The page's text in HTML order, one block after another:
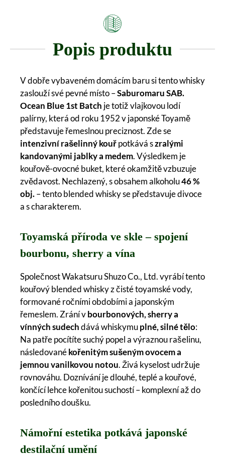
Popis produktu
V dobře vybaveném domácím baru si tento whisky
zaslouží své pevné místo –Saburomaru SAB.
Ocean Blue 1st Batch je totiž vlajkovou lodí
palírny, která od roku 1952 v japonské Toyamě
představuje řemeslnou preciznost. Zde se
intenzivní rašelinný kouřpotkává szralými
kandovanými jablky a medem. Výsledkem je
kouřově-ovocné buket, které okamžitě vzbuzuje
zvědavost. Nechlazený, s obsahem alkoholu46 %
obj.– tento blended whisky se představuje divoce
a s charakterem.
Toyamská příroda ve skle – spojení
bourbonu, sherry a vína
Společnost Wakatsuru Shuzo Co., Ltd. vyrábí tento
kouřový blended whisky z čisté toyamské vody,
formované ročními obdobími a japonským
řemeslem. Zrání vbourbonových, sherry a
vínných sudechdává whiskymuplné, silné tělo:
Na patře pocítíte suchý popel a výraznou rašelinu,
následovanékořenitým sušeným ovocem a
jemnou vanilkovou notou. Živá kyselost udržuje
rovnováhu. Doznívání je dlouhé, teplé a kouřové,
končící lehce kořenitou suchostí – komplexní až do
posledního doušku.
Námořní estetika potkává japonské
destilační umění